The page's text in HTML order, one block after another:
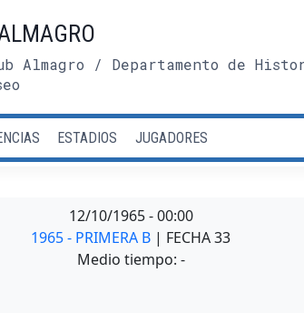
Almagro / Departamento de
ESTADIOS JUGADORES
12/10/1965-00:00
1965 - PRIMERA B | FECHA 33
Medio tiempo: -